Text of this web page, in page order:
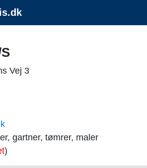
Vej 3
gartner, tømrer, maler
)